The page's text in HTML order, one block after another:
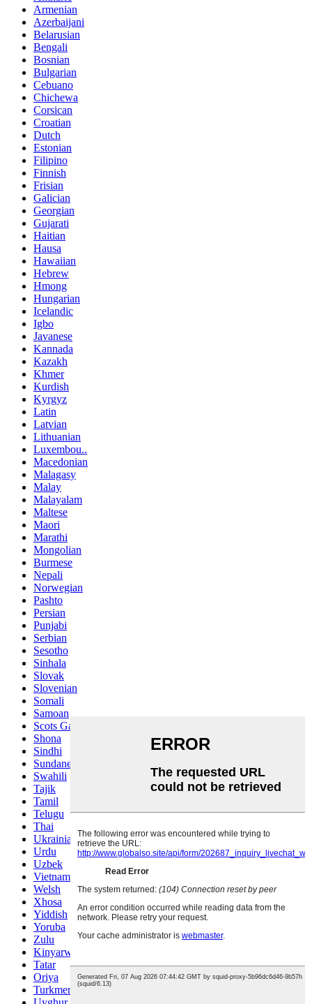
Armenian
Azerbaijani
Belarusian
Bengali
Bosnian
Bulgarian
Cebuano
Chichewa
Corsican
Croatian
Dutch
Estonian
Filipino
Finnish
Frisian
Galician
Georgian
Gujarati
Haitian
Hausa
Hawaiian
Hebrew
Hmong
Hungarian
Icelandic
Igbo
Javanese
Kannada
Kazakh
Khmer
Kurdish
Kyrgyz
Latin
Latvian
Lithuanian
Luxembou..
Macedonian
Malagasy
Malay
Malayalam
Maltese
Maori
Marathi
Mongolian
Burmese
Nepali
Norwegian
Pashto
Persian
Punjabi
Serbian
Sesotho
Sinhala
Slovak
Slovenian
Somali
Samoan
Scots Gaelic
Shona
Sindhi
Sundanese
Swahili
Tajik
Tamil
Telugu
Thai
Ukrainian
Urdu
Uzbek
Vietnamese
Welsh
Xhosa
Yiddish
Yoruba
Zulu
Kinyarwanda
Tatar
Oriya
Turkmen